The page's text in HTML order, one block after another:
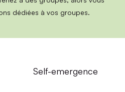
dédiées à vos groupes.
Self-emergence